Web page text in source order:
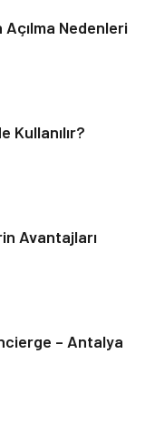
ve Metal
Açılma Nedenleri
Kullanılır?
Avantajları
– Antalya